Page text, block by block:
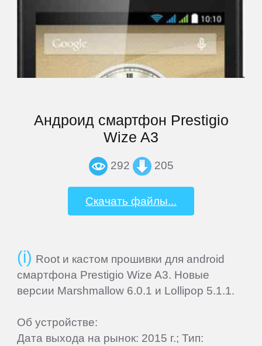
Андроид смартфон Prestigio
Wize A3
292 205
Скачать файлы...
Root и кастом прошивки для android
смартфона Prestigio Wize A3. Новые
версии Marshmallow 6.0.1 и Lollipop 5.1.1.
Об устройстве:
Дата выхода на рынок: 2015 г.; Тип:
iconBIT
iRiver
ITL